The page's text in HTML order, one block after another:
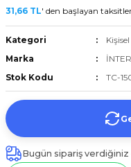
Gözü
31,66 TL' den başlayan
Kategori
Marka
Stok Kodu
TC-
Bugün sipariş verdiğiniz